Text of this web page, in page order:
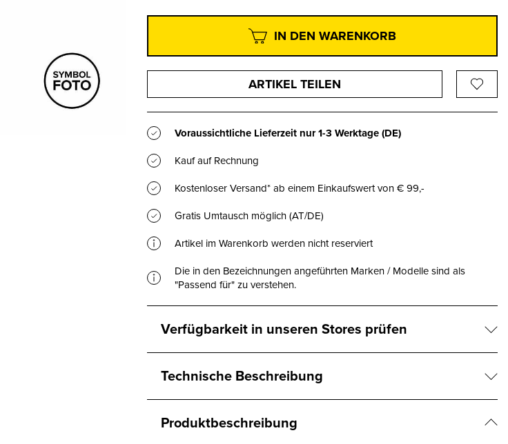
IN DEN WARENKORB
ARTIKEL TEILEN
Voraussichtliche Lieferzeit nur1-3 Werktage(DE)
Kauf auf Rechnung
Kostenloser Versand* ab einem Einkaufswert von € 99,-
Gratis Umtausch möglich (AT/DE)
Artikel im Warenkorb werden nicht reserviert
Die in den Bezeichnungen angeführten Marken / Modelle sind als
"Passend für" zu verstehen.
Verfügbarkeit in unseren Stores prüfen
Technische Beschreibung
Produktbeschreibung